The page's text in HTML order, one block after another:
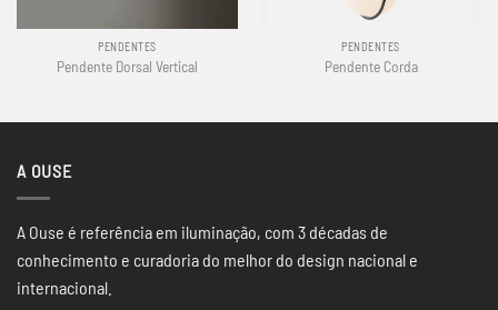
PENDENTES
Pendente Dorsal Vertical
PENDENTES
Pendente Corda
A OUSE
A Ouse é referência em iluminação, com 3 décadas de
conhecimento e curadoria do melhor do design nacional e
internacional.